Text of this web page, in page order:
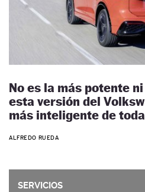
No es la más potente
esta versión del
más inteligente de
ALFREDO RUEDA